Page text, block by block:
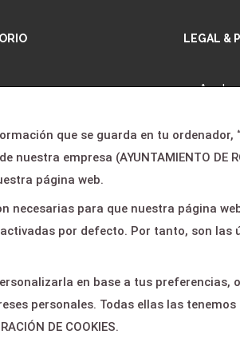
LEGAL &
Ayuda
Política
que se guarda en tu ordenador,
empresa (AYUNTAMIENTO DE
página web.
necesarias para que nuestra página
por defecto. Por tanto, son las
en base a tus preferencias,
personales. Todas ellas las tenemos
DE COOKIES.